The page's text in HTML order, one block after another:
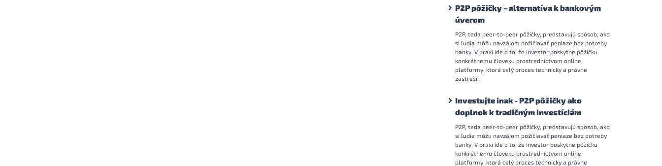
P2P pôžičky – alternatíva k bankovým
úverom
P2P, teda peer-to-peer pôžičky, predstavujú spôsob, ako
si ľudia môžu navzájom požičiavať peniaze bez potreby
banky. V praxi ide o to, že investor poskytne pôžičku
konkrétnemu človeku prostredníctvom online
platformy, ktorá celý proces technicky a právne
zastreší.
Investujte inak - P2P pôžičky ako
doplnok k tradičným investíciám
P2P, teda peer-to-peer pôžičky, predstavujú spôsob, ako
si ľudia môžu navzájom požičiavať peniaze bez potreby
banky. V praxi ide o to, že investor poskytne pôžičku
konkrétnemu človeku prostredníctvom online
platformy, ktorá celý proces technicky a právne